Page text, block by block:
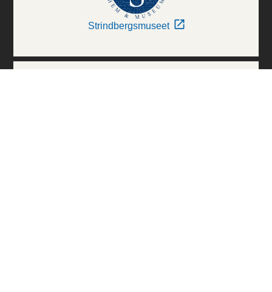
Strindbergsmuseet